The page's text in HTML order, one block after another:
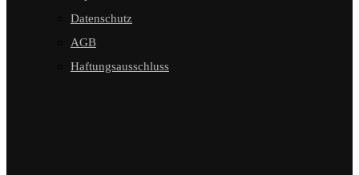
Datenschutz
AGB
Haftungsausschluss